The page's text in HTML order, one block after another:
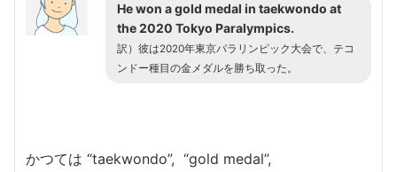
He won a gold medal in taekwondo at
the 2020 Tokyo Paralympics.
訳）彼は2020年東京パラリンピック大会で、テコ
ンドー種目の金メダルを勝ち取った。
かつては “taekwondo”, “gold medal”,